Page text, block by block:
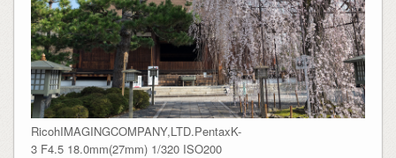
RicohIMAGINGCOMPANY,LTD.PentaxK-
3 F4.5 18.0mm(27mm) 1/320 ISO200